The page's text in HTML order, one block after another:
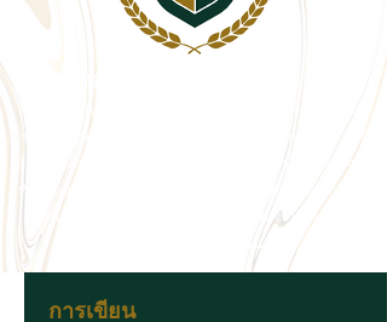
ของอังกฤษอย่างครบถ้วน โดยนำเสนอแพ็คเกจการเรียนรู้
แบบเต็มรูปแบบ ครูผู้มีประสบการณ์ของเราจะสำรวจ
เต้น และให้แน่ใจว่าบุตรหลานของคุณจะได้รับการ
สนับสนุนในทุกขั้นตอน
การเขียน